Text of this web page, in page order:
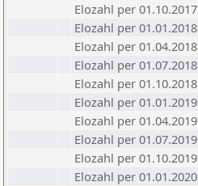
Elozahl per 01.10.2017
Elozahl per 01.01.2018
Elozahl per 01.04.2018
Elozahl per 01.07.2018
Elozahl per 01.10.2018
Elozahl per 01.01.2019
Elozahl per 01.04.2019
Elozahl per 01.07.2019
Elozahl per 01.10.2019
Elozahl per 01.01.2020